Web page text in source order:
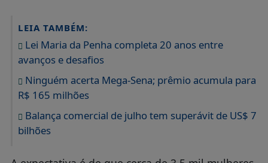
LEIA TAMBÉM:
Lei Maria da Penha completa 20 anos entre
avanços e desafios
Ninguém acerta Mega-Sena; prêmio acumula para
R$ 165 milhões
Balança comercial de julho tem superávit de US$ 7
bilhões